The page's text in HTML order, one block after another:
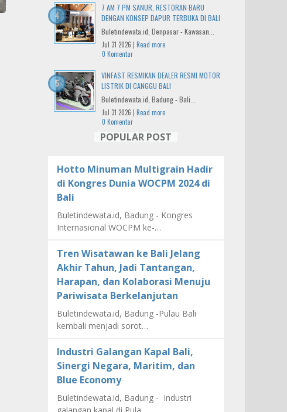
7 AM 7 PM SANUR, RESTORAN BARU
DENGAN KONSEP DAPUR TERBUKA DI BALI
Buletindewata.id, Denpasar - Kawasan...
Jul 31 2026 | Read more
0 Komentar
VINFAST RESMIKAN DEALER RESMI MOTOR
LISTRIK DI CANGGU BALI
Buletindewata.id, Badung - Bali...
Jul 31 2026 | Read more
0 Komentar
POPULAR POST
Hotto Minuman Multigrain Hadir
di Kongres Dunia WOCPM 2024 di
Bali
Buletindewata.id, Badung - Kongres
Internasional WOCPM ke-…
Tren Wisatawan ke Bali Jelang
Akhir Tahun, Jadi Tantangan,
Harapan, dan Kolaborasi Menuju
Pariwisata Berkelanjutan
Buletindewata.id, Badung -Pulau Bali
kembali menjadi sorot…
Industri Galangan Kapal Bali,
Sinergi Negara, Maritim, dan
Blue Economy
Buletindewata.id, Badung - Industri